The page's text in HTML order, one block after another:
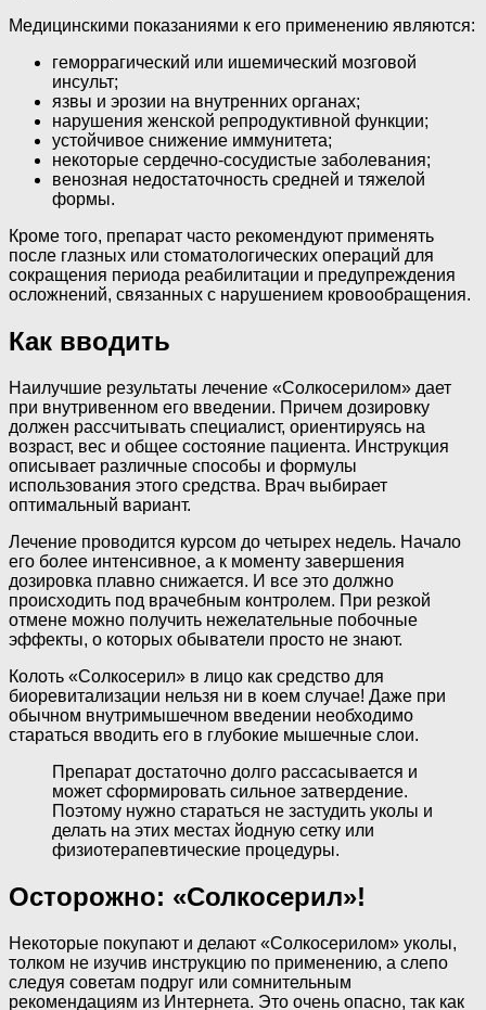
Медицинскими показаниями к его применению являются:
геморрагический или ишемический мозговой
инсульт;
язвы и эрозии на внутренних органах;
нарушения женской репродуктивной функции;
устойчивое снижение иммунитета;
некоторые сердечно-сосудистые заболевания;
венозная недостаточность средней и тяжелой
формы.
Кроме того, препарат часто рекомендуют применять
после глазных или стоматологических операций для
сокращения периода реабилитации и предупреждения
осложнений, связанных с нарушением кровообращения.
Как вводить
Наилучшие результаты лечение «Солкосерилом» дает
при внутривенном его введении. Причем дозировку
должен рассчитывать специалист, ориентируясь на
возраст, вес и общее состояние пациента. Инструкция
описывает различные способы и формулы
использования этого средства. Врач выбирает
оптимальный вариант.
Лечение проводится курсом до четырех недель. Начало
его более интенсивное, а к моменту завершения
дозировка плавно снижается. И все это должно
происходить под врачебным контролем. При резкой
отмене можно получить нежелательные побочные
эффекты, о которых обыватели просто не знают.
Колоть «Солкосерил» в лицо как средство для
биоревитализации нельзя ни в коем случае! Даже при
обычном внутримышечном введении необходимо
стараться вводить его в глубокие мышечные слои.
Препарат достаточно долго рассасывается и
может сформировать сильное затвердение.
Поэтому нужно стараться не застудить уколы и
делать на этих местах йодную сетку или
физиотерапевтические процедуры.
Осторожно: «Солкосерил»!
Некоторые покупают и делают «Солкосерилом» уколы,
толком не изучив инструкцию по применению, а слепо
следуя советам подруг или сомнительным
рекомендациям из Интернета. Это очень опасно, так как